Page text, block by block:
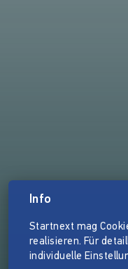
Info
Startnext mag
realisieren. Für
individuelle